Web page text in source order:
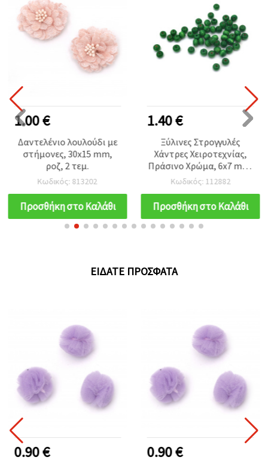
1.00 €
Δαντελένιο λουλούδι με
στήμονες, 30x15 mm,
ροζ, 2 τεμ.
Κωδικός: 813202
Προσθήκη στο Καλάθι
1.40 €
Ξύλινες Στρογγυλές
Χάντρες Χειροτεχνίας,
Πράσινο Χρώμα, 6x7 mm,
Οπή 2~3 mm, 50 γρ. (~440
τεμ.)
Κωδικός: 112882
Προσθήκη στο Καλάθι
ΕΊΔΑΤΕ ΠΡΌΣΦΑΤΑ
0.90 € 0.90 €